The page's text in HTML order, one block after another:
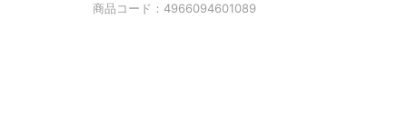
商品コード： 4966094601089